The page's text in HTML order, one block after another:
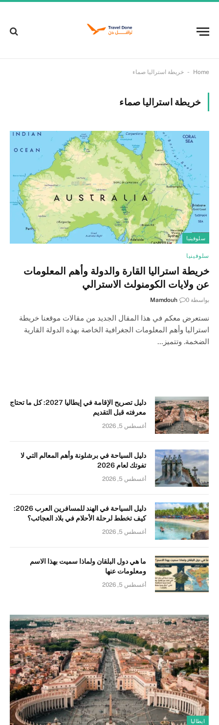
Home
- خريطة استراليا صماء
خريطة استراليا صماء
سلوفينيا
سلوفينيا
خريطة استراليا القارة والدولة وأهم المعلومات
عن ولايات الكومنولث الاسترالي
بواسطة Mamdouh 0
نستعرض معكم في هذا المقال الجديد من مقالات موقعنا خريطة
استراليا وأهم المعلومات الجغرافية الخاصة بهذه الدولة القارية
الضخمة. وتتميز…
دليل تصريح الإقامة في إيطاليا 2027: كل ما تحتاج
معرفته قبل التقديم
أغسطس 5, 2026
دليل السياحة في برشلونة وأهم المعالم التي لا
تفوتك لعام 2026
أغسطس 5, 2026
دليل السياحة في الهند للمسافرين العرب 2026:
كيف تخطط لرحلة الأحلام في بلاد العجائب؟
أغسطس 5, 2026
ما هي دول البلقان ولماذا سميت بهذا الاسم
ومعلومات عنها
أغسطس 5, 2026
ايطاليا